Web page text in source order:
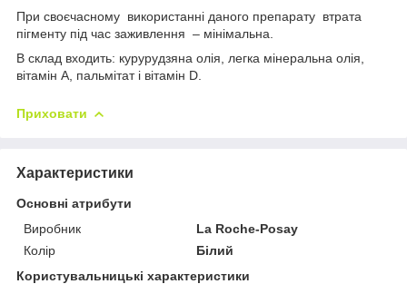
При своєчасному використанні даного препарату втрата
пігменту під час заживлення – мінімальна.
В склад входить: курурудзяна олія, легка мінеральна олія,
вітамін А, пальмітат і вітамін D.
Приховати
Характеристики
Основні атрибути
Виробник
La Roche-Posay
Колір
Білий
Користувальницькі характеристики